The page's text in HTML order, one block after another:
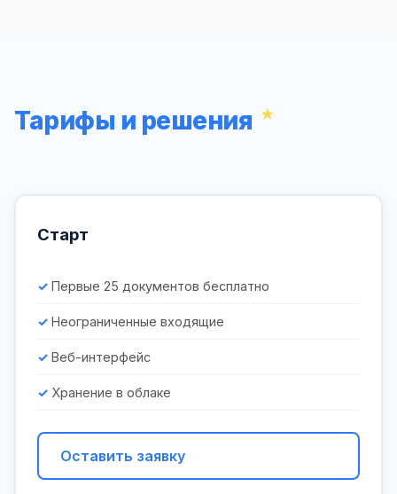
Тарифы и решения
Старт
Первые 25 документов бесплатно
Неограниченные входящие
Веб-интерфейс
Хранение в облаке
Оставить заявку